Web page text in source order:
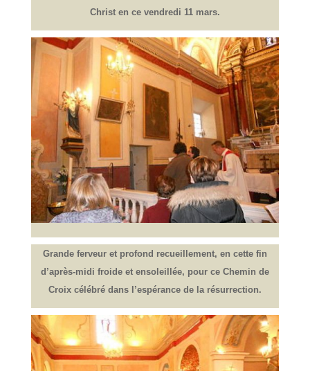
Christ en ce vendredi 11 mars.
Grande ferveur et profond recueillement, en cette fin
d’après-midi froide et ensoleillée, pour ce Chemin de
Croix célébré dans l’espérance de la résurrection.